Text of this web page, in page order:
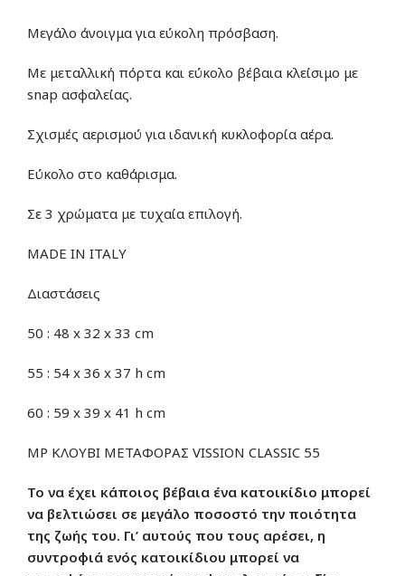
Μεγάλο άνοιγμα για εύκολη πρόσβαση.
Με μεταλλική πόρτα και εύκολο βέβαια κλείσιμο με
snap ασφαλείας.
Σχισμές αερισμού για ιδανική κυκλοφορία αέρα.
Εύκολο στο καθάρισμα.
Σε 3 χρώματα με τυχαία επιλογή.
MADE IN ITALY
Διαστάσεις
50 : 48 x 32 x 33 cm
55 : 54 x 36 x 37 h cm
60 : 59 x 39 x 41 h cm
MP ΚΛΟΥΒΙ ΜΕΤΑΦΟΡΑΣ VISSION CLASSIC 55
Το να έχει κάποιος βέβαια ένα κατοικίδιο μπορεί
να βελτιώσει σε μεγάλο ποσοστό την ποιότητα
της ζωής του. Γι’ αυτούς που τους αρέσει, η
συντροφιά ενός κατοικίδιου μπορεί να